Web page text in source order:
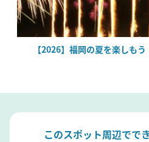
【2026】福岡の夏を楽しも
このスポット周辺でで